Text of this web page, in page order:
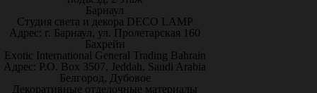
Барнаул
Студия света и декора DECO LAMP
Адрес: г. Барнаул, ул. Пролетарская 160
Бахрейн
Exotic International General Trading Bahrain
Адрес: P.O. Box 3507, Jeddah, Saudi Arabia
Белгород, Дубовое
Декоративные отделочные материалы